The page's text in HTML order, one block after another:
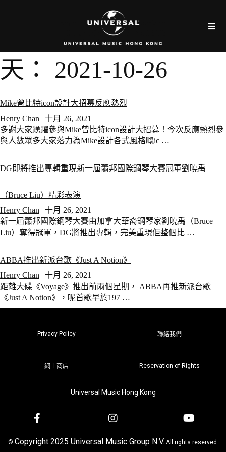
天： 2021-10-26
Mike曾比特icon設計大招募反應熱烈
Henry Chan | 十月 26, 2021
多謝大家踴躍參與Mike曾比特icon設計大招募！今次反應熱烈參
與人數眾多大家落力為Mike設計各式風格嘅ic …
DG即將推出專輯重現新一屆蕭邦國際鋼琴大賽冠軍劉曉禹
（Bruce Liu）精彩表演
Henry Chan | 十月 26, 2021
新一屆蕭邦國際鋼琴大賽由加拿大華裔鋼琴家劉曉禹（Bruce
Liu）奪得冠軍，DG將推出專輯，完美重現佢整個比 …
ABBA推出新派台歌《Just A Notion》
Henry Chan | 十月 26, 2021
距離大碟《Voyage》推出前兩個星期， ABBA再推新派台歌
《Just A Notion》，呢首歌早於197 …
Privacy Policy 聯絡我們
網上商店 Reservation of Rights
Universal Music Hong Kong
© Copyright 2025 Universal Music Group N.V. All rights reserved.